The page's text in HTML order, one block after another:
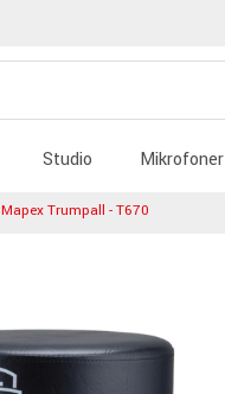
Studio Mikrofoner
Mapex Trumpall - T670